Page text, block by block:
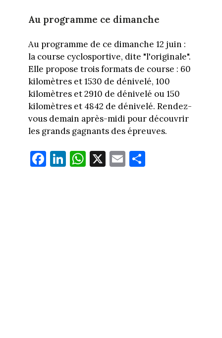
Au programme ce dimanche
Au programme de ce dimanche 12 juin :
la course cyclosportive, dite "l'originale".
Elle propose trois formats de course : 60
kilomètres et 1530 de dénivelé, 100
kilomètres et 2910 de dénivelé ou 150
kilomètres et 4842 de dénivelé. Rendez-
vous demain après-midi pour découvrir
les grands gagnants des épreuves.
Fa
ce
Li
nk
W
ha
X E
m
Pa
rt